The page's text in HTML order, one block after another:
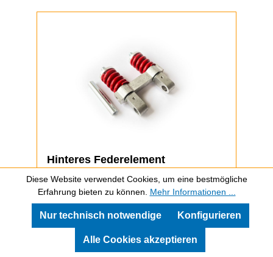
Hinteres Federelement
Hinteres Federelement für ePF-1 und
weiterlesen
Diese Website verwendet Cookies, um eine bestmögliche
Erfahrung bieten zu können. Mehr Informationen ...
Nur technisch notwendige Konfigurieren
Alle Cookies akzeptieren